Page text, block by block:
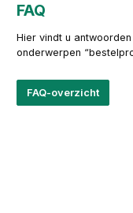
FAQ
Hier vindt u
onderwerpen
FAQ-overzicht